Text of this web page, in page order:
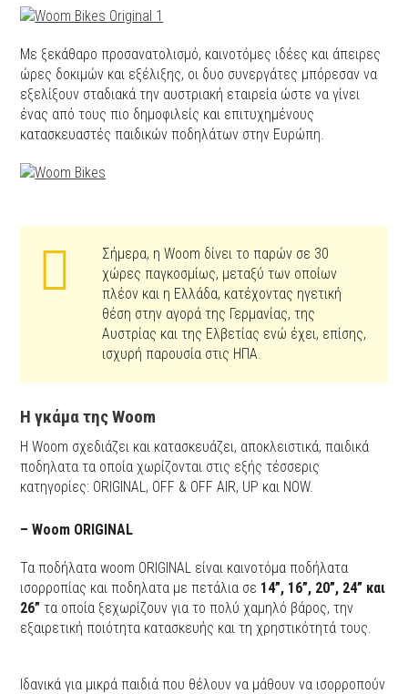
Με ξεκάθαρο προσανατολισμό, καινοτόμες ιδέες και άπειρες
ώρες δοκιμών και εξέλιξης, οι δυο συνεργάτες μπόρεσαν να
εξελίξουν σταδιακά την αυστριακή εταιρεία ώστε να γίνει
ένας από τους πιο δημοφιλείς και επιτυχημένους
κατασκευαστές παιδικών ποδηλάτων στην Ευρώπη.
Σήμερα, η Woom δίνει το παρών σε 30
χώρες παγκοσμίως, μεταξύ των οποίων
πλέον και η Ελλάδα, κατέχοντας ηγετική
θέση στην αγορά της Γερμανίας, της
Αυστρίας και της Ελβετίας ενώ έχει, επίσης,
ισχυρή παρουσία στις ΗΠΑ.
Η γκάμα της Woom
Η Woom σχεδιάζει και κατασκευάζει, αποκλειστικά, παιδικά
ποδηλατα τα οποία χωρίζονται στις εξής τέσσερις
κατηγορίες: ORIGINAL, OFF & OFF AIR, UP και NOW.
– Woom ORIGINAL
Τα ποδήλατα woom ORIGINAL είναι καινοτόμα ποδήλατα
ισορροπίας και ποδηλατα με πετάλια σε 14”, 16”, 20”, 24” και
26” τα οποία ξεχωρίζουν για το πολύ χαμηλό βάρος, την
εξαιρετική ποιότητα κατασκευής και τη χρηστικότητά τους.
Ιδανικά για μικρά παιδιά που θέλουν να μάθουν να ισορροπούν